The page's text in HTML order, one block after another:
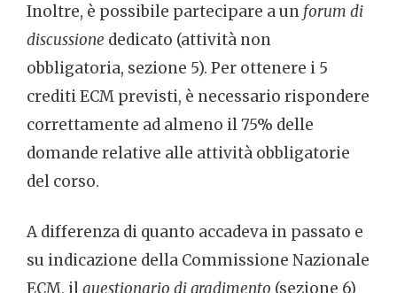
Inoltre, è possibile partecipare a un forum di
discussione dedicato (attività non
obbligatoria, sezione 5). Per ottenere i 5
crediti ECM previsti, è necessario rispondere
correttamente ad almeno il 75% delle
domande relative alle attività obbligatorie
del corso.
A differenza di quanto accadeva in passato e
su indicazione della Commissione Nazionale
ECM, ilquestionario di gradimento (sezione 6)